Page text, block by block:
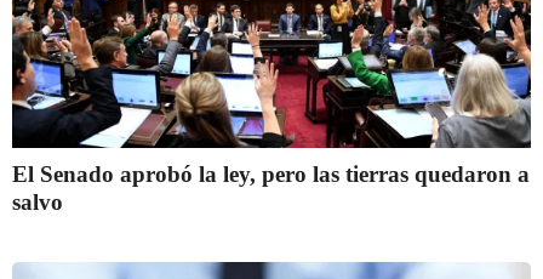
El Senado aprobó la ley, pero las tierras quedaron a
salvo